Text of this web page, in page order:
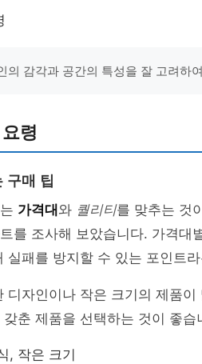
의 감각과 공간의 특성을 잘 고려하
령
구매 팁
가격대 와 퀄리티를 맞추는 것
를 조사해 보았습니다. 가격대
실패를 방지할 수 있는 포인트
디자인이나 작은 크기의 제품이
춘 제품을 선택하는 것이 좋습
, 작은 크기